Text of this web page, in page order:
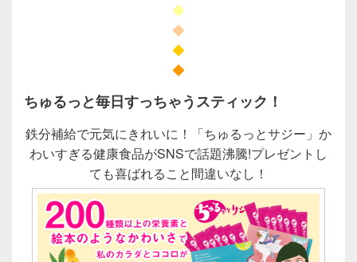
◆
◆
◆
◆
ちゅるっと毎日すっちゃうスティック！
鉄分補給で元気にきれいに！「ちゅるっとサジー」か
わいすぎる健康食品がSNSで話題沸騰!プレゼントし
ても喜ばれること間違いなし！